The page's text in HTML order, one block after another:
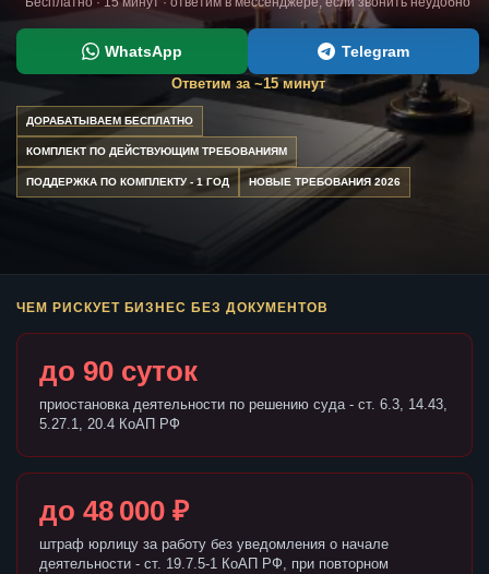
WhatsApp Telegram
Ответим за ~15 минут
ДОРАБАТЫВАЕМ БЕСПЛАТНО
КОМПЛЕКТ ПО ДЕЙСТВУЮЩИМ ТРЕБОВАНИЯМ
ПОДДЕРЖКА ПО КОМПЛЕКТУ - 1 ГОД НОВЫЕ ТРЕБОВАНИЯ 2026
ЧЕМ РИСКУЕТ БИЗНЕС БЕЗ ДОКУМЕНТОВ
до 90 суток
приостановка деятельности по решению суда - ст. 6.3, 14.43,
5.27.1, 20.4 КоАП РФ
до 48 000 ₽
штраф юрлицу за работу без уведомления о начале
деятельности - ст. 19.7.5-1 КоАП РФ, при повторном